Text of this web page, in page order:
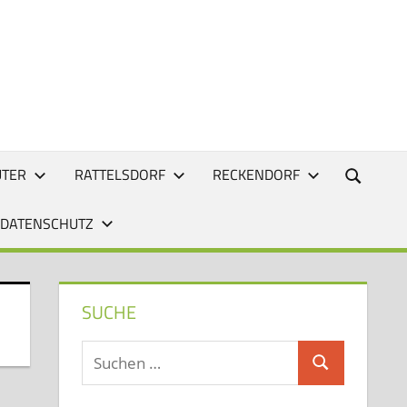
RATTELSDORF RECKENDORF
SUCHE
Suchen
nach:
Suchen